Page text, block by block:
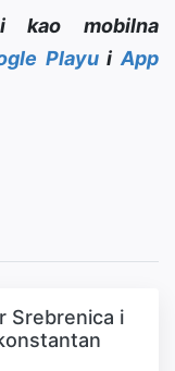
kao mobilna
PlayuiApp
Srebrenica i